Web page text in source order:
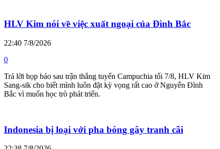
HLV Kim nói về việc xuất ngoại của Đình Bắc
22:40 7/8/2026
0
Trả lời họp báo sau trận thắng tuyển Campuchia tối 7/8, HLV Kim
Sang-sik cho biết mình luôn đặt kỳ vọng rất cao ở Nguyễn Đình
Bắc vì muốn học trò phát triển.
Indonesia bị loại với pha bóng gây tranh cãi